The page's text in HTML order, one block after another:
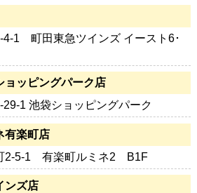
4-1 町田東急ツインズ イースト6･
ッピングパーク店
1 池袋ショッピングパーク
楽町店
2-5-1 有楽町ルミネ2 B1F
ンズ店